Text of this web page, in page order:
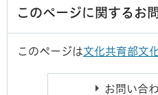
このページに関するお
このページは文化共育部文